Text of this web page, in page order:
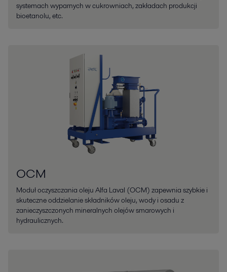
systemach wyparnych w cukrowniach, zakładach produkcji
bioetanolu, etc.
OCM
Moduł oczyszczania oleju Alfa Laval (OCM) zapewnia szybkie i
skuteczne oddzielanie składników oleju, wody i osadu z
zanieczyszczonych mineralnych olejów smarowych i
hydraulicznych.